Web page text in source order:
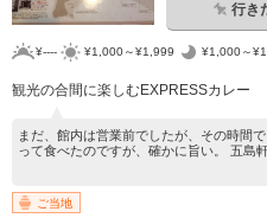
行き
¥---- ¥1,000～¥1,999 ¥1,000～
観光の合間に楽しむEXPRESSカレー
まだ、館内は営業前でしたが、その時間
って食べたのですが、確かに旨い。 五島
ご当地